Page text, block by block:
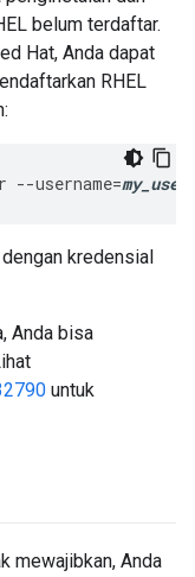
belum terdaftar.
Hat, Anda dapat
RHEL
--username=
dengan kredensial
Anda bisa
untuk
mewajibkan, Anda